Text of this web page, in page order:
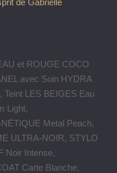
et ROUGE COCO
avec Soin HYDRA
Teint LES BEIGES Eau
Light,
Metal Peach,
ULTRA-NOIR, STYLO
Noir Intense,
Carte Blanche,